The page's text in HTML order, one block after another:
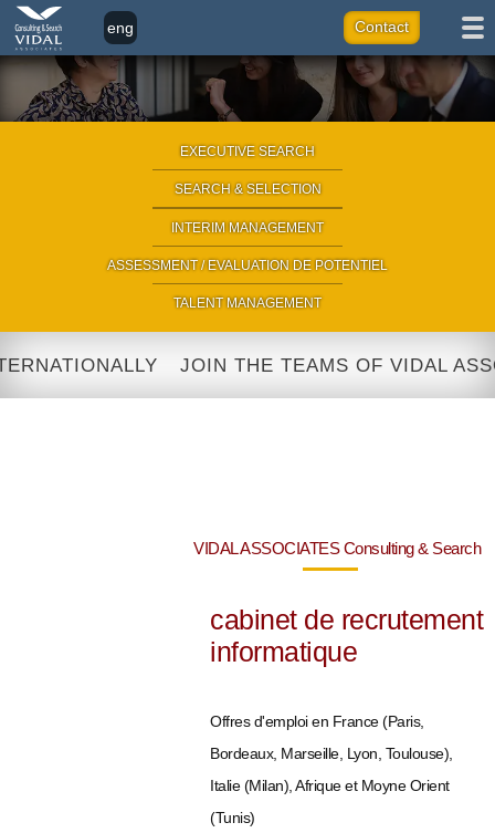
fr
eng
it
ar
Contact
EXECUTIVE SEARCH
SEARCH & SELECTION
INTERIM MANAGEMENT
|
ASSESSMENT / EVALUATION DE POTENTIEL
TALENT MANAGEMENT
VIDAL ASSOCIATES Consulting & Search
cabinet de recrutement
informatique
Offres d'emploi en France (Paris,
Bordeaux, Marseille, Lyon, Toulouse),
Italie (Milan), Afrique et Moyne Orient
(Tunis)